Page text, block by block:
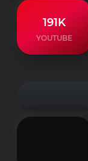
191K
YOUTUBE